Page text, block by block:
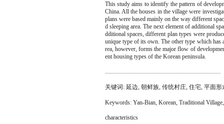
This study aims to identify the pattern of
China. All the houses in the village were
plans were based mainly on the way different
d sleeping area. The next element of additional
dditional spaces, different plan types were
unique type of its own. The other type which has
rea, however, forms the major flow of
ent housing types of the Korean peninsula.
.............................................................................
关键词: 延边, 朝鲜族, 传统村庄, 住宅, 平面形
Keywords: Yan-Bian, Korean, Traditional
characteristics